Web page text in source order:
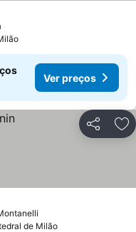
Ver preços
Partilhar
de Milão